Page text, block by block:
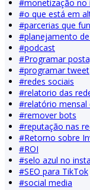
#monetização no
#o que está em
#parcerias que
#planejamento
#podcast
#Programar
#programar tweet
#redes sociais
#relatorio das
#relatório mensal
#remover bots
#reputação nas
#Retorno sobre
#ROI
#selo azul no
#SEO para TikTok
#social media